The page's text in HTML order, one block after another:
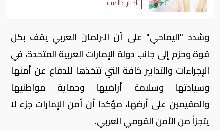
أخبار عالمية
وشدد "اليماحي" على أن البرلمان العربي يقف بكل
قوة وحزم إلى جانب دولة الإمارات العربية المتحدة، في
الإجراءات والتدابير كافة التي تتخذها للدفاع عن أمنها
وسيادتها وسلامة أراضيها وحماية مواطنيها
والمقيمين على أرضها، مؤكدًا أن أمن الإمارات جزء لا
يتجزأ من الأمن القومي العربي.